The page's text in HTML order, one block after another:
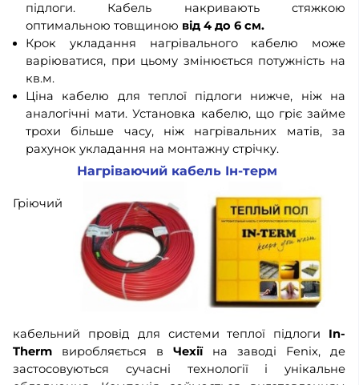
підлоги. Кабель накривають стяжкою
оптимальною товщиною від 4 до 6 см.
Крок укладання нагрівального кабелю може
варіюватися, при цьому змінюється потужність на
кв.м.
Ціна кабелю для теплої підлоги нижче, ніж на
аналогічні мати. Установка кабелю, що гріє займе
трохи більше часу, ніж нагрівальних матів, за
рахунок укладання на монтажну стрічку.
Нагріваючий кабель Ін-терм
Гріючий
кабельний провід для системи теплої підлоги In-
Therm виробляється в Чехії на заводі Fenix, де
застосовуються сучасні технології і унікальне